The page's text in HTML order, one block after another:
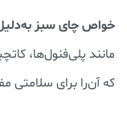
خواص چای سبز
که آن‌را برای